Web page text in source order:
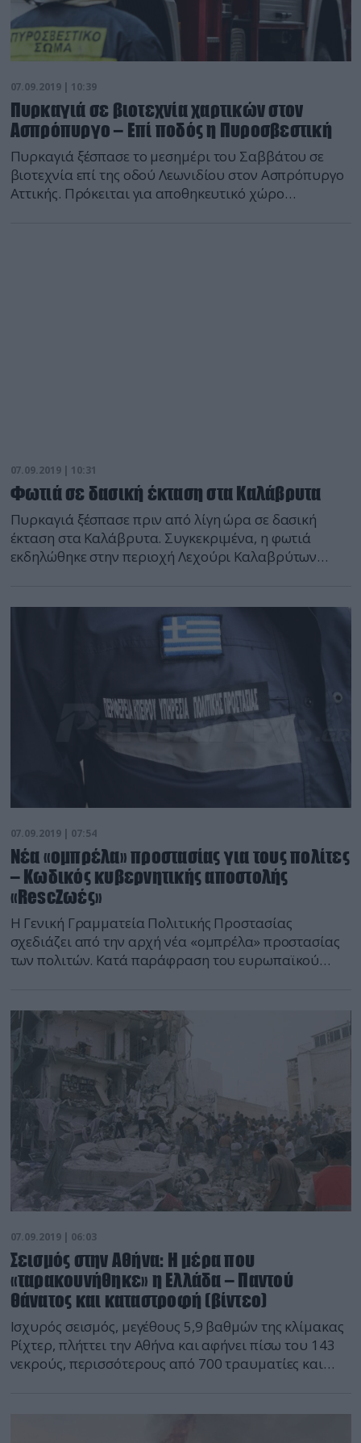
07.09.2019 | 10:39
Πυρκαγιά σε βιοτεχνία χαρτικών στον
Ασπρόπυργο – Επί ποδός η Πυροσβεστική
Πυρκαγιά ξέσπασε το μεσημέρι του Σαββάτου σε
βιοτεχνία επί της οδού Λεωνιδίου στον Ασπρόπυργο
Αττικής. Πρόκειται για αποθηκευτικό χώρο
07.09.2019 | 10:31
Φωτιά σε δασική έκταση στα Καλάβρυτα
Πυρκαγιά ξέσπασε πριν από λίγη ώρα σε δασική
έκταση στα Καλάβρυτα. Συγκεκριμένα, η φωτιά
εκδηλώθηκε στην περιοχή Λεχούρι Καλαβρύτων
πυροσβέστες με 9 οχήματα, 1 ομάδα πεζοπόρο
τμήμα με 5 πυροσβέστες, 2 αεροσκάφη και 2
Πετζετέλ. Υπενθυμίζεται πως σύμφωνα με τη Γενική
07.09.2019 | 07:54
Νέα «ομπρέλα» προστασίας για τους πολίτες
– Κωδικός κυβερνητικής αποστολής
«RescΖωές»
Η Γενική Γραμματεία Πολιτικής Προστασίας
σχεδιάζει από την αρχή νέα «ομπρέλα» προστασίας
των πολιτών. Κατά παράφραση του ευρωπαϊκού
τρόπο πρόληψης και αντιμετώπισης απειλών κατά
των πολιτών. Εκεί, σε ένα δημόσιο μπάχαλο μέχρι τον
Ιούλιο, οι υπηρεσίες της Προστασίας λειτουργούσαν
από τις 7 […]
07.09.2019 | 06:03
Σεισμός στην Αθήνα: Η μέρα που
«ταρακουνήθηκε» η Ελλάδα – Παντού
θάνατος και καταστροφή (βίντεο)
Iσχυρός σεισμός, μεγέθους 5,9 βαθμών της κλίμακας
Ρίχτερ, πλήττει την Αθήνα και αφήνει πίσω του 143
νεκρούς, περισσότερους από 700 τραυματίες και
τραγωδίες της Μεταπολίτευσης Ο ισχυρός σεισμός